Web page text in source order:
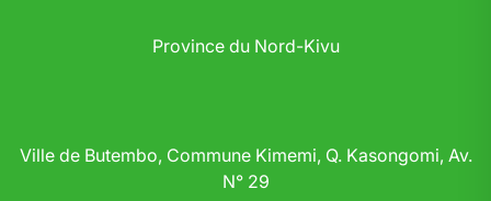
Province du Nord-Kivu
Ville de Butembo, Commune Kimemi, Q. Kasongomi, Av.
N° 29